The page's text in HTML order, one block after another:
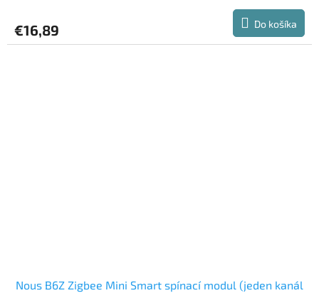
je
5,0
€16,89 Do košíka
Nous B6Z Zigbee Mini Smart spínací modul (jeden kanál